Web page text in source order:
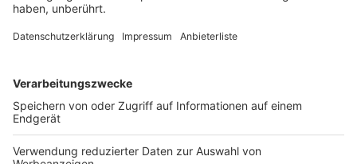
Autoren: Werner Baumann, David Müller